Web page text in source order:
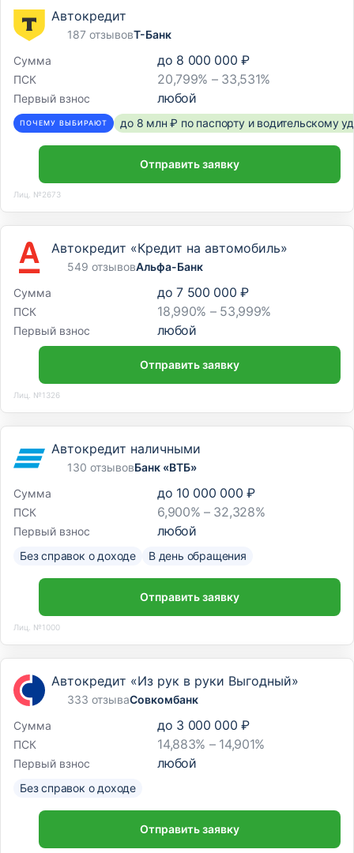
Автокредит
187 отзывовТ-Банк
Сумма
до 8 000 000 ₽
ПСК 20,799% – 33,531%
Первый взнос любой
ПОЧЕМУ ВЫБИРАЮТ до 8 млн ₽ по паспорту и водительскому
Отправить заявку
Лиц. №2673
Автокредит «Кредит на автомобиль»
549 отзывовАльфа-Банк
Сумма
до 7 500 000 ₽
ПСК 18,990% – 53,999%
Первый взнос любой
Отправить заявку
Лиц. №1326
Автокредит наличными
130 отзывовБанк «ВТБ»
Сумма
до 10 000 000 ₽
ПСК 6,900% – 32,328%
Первый взнос любой
Без справок о доходе В день обращения
Отправить заявку
Лиц. №1000
Автокредит «Из рук в руки Выгодный»
333 отзываСовкомбанк
Сумма
до 3 000 000 ₽
ПСК 14,883% – 14,901%
Первый взнос любой
Без справок о доходе
Отправить заявку